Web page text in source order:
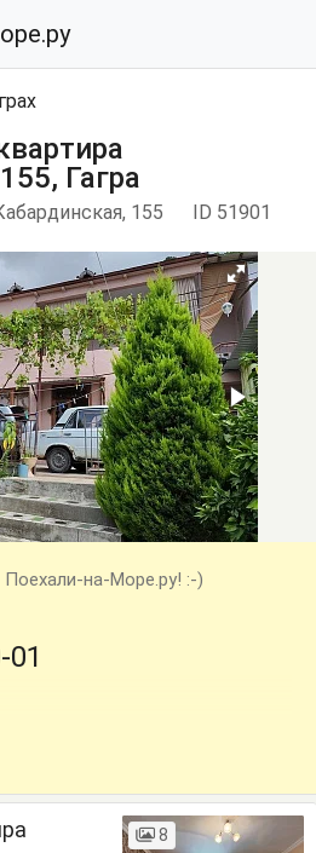
Гагра
155 ID 51901
на-Море.ру! :-)
01
8